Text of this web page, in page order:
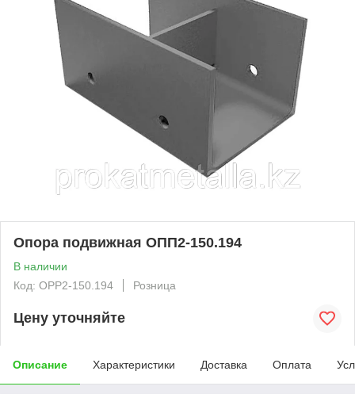
Опора подвижная ОПП2-150.194
В наличии
Код: OPP2-150.194
Розница
Цену уточняйте
Описание Характеристики Доставка Оплата